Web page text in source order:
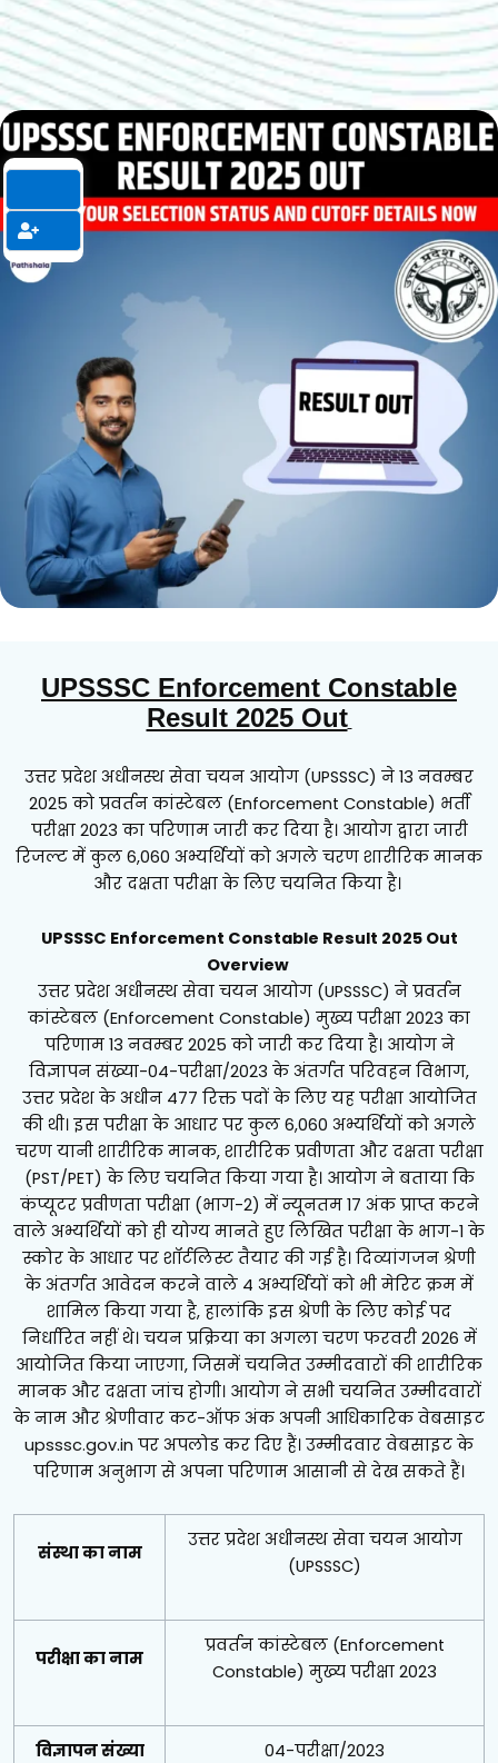
UPSSSC Enforcement Constable
Result 2025 Out
उत्तर प्रदेश अधीनस्थ सेवा चयन आयोग (UPSSSC) ने 13 नवम्बर
2025 को प्रवर्तन कांस्टेबल (Enforcement Constable) भर्ती
परीक्षा 2023 का परिणाम जारी कर दिया है। आयोग द्वारा जारी
रिजल्ट में कुल 6,060 अभ्यर्थियों को अगले चरण शारीरिक मानक
और दक्षता परीक्षा के लिए चयनित किया है।
UPSSSC Enforcement Constable Result 2025 Out
Overview
उत्तर प्रदेश अधीनस्थ सेवा चयन आयोग (UPSSSC) ने प्रवर्तन
कांस्टेबल (Enforcement Constable) मुख्य परीक्षा 2023 का
परिणाम 13 नवम्बर 2025 को जारी कर दिया है। आयोग ने
विज्ञापन संख्या-04-परीक्षा/2023 के अंतर्गत परिवहन विभाग,
उत्तर प्रदेश के अधीन 477 रिक्त पदों के लिए यह परीक्षा आयोजित
की थी। इस परीक्षा के आधार पर कुल 6,060 अभ्यर्थियों को अगले
चरण यानी शारीरिक मानक, शारीरिक प्रवीणता और दक्षता परीक्षा
(PST/PET) के लिए चयनित किया गया है। आयोग ने बताया कि
कंप्यूटर प्रवीणता परीक्षा (भाग-2) में न्यूनतम 17 अंक प्राप्त करने
वाले अभ्यर्थियों को ही योग्य मानते हुए लिखित परीक्षा के भाग-1 के
स्कोर के आधार पर शॉर्टलिस्ट तैयार की गई है। दिव्यांगजन श्रेणी
के अंतर्गत आवेदन करने वाले 4 अभ्यर्थियों को भी मेरिट क्रम में
शामिल किया गया है, हालांकि इस श्रेणी के लिए कोई पद
निर्धारित नहीं थे। चयन प्रक्रिया का अगला चरण फरवरी 2026 में
आयोजित किया जाएगा, जिसमें चयनित उम्मीदवारों की शारीरिक
मानक और दक्षता जांच होगी। आयोग ने सभी चयनित उम्मीदवारों
के नाम और श्रेणीवार कट-ऑफ अंक अपनी आधिकारिक वेबसाइट
upsssc.gov.in पर अपलोड कर दिए हैं। उम्मीदवार वेबसाइट के
परिणाम अनुभाग से अपना परिणाम आसानी से देख सकते हैं।
संस्था का नाम
उत्तर प्रदेश अधीनस्थ सेवा चयन आयोग
(UPSSSC)
परीक्षा का नाम
प्रवर्तन कांस्टेबल (Enforcement
Constable) मुख्य परीक्षा 2023
विज्ञापन संख्या 04-परीक्षा/2023